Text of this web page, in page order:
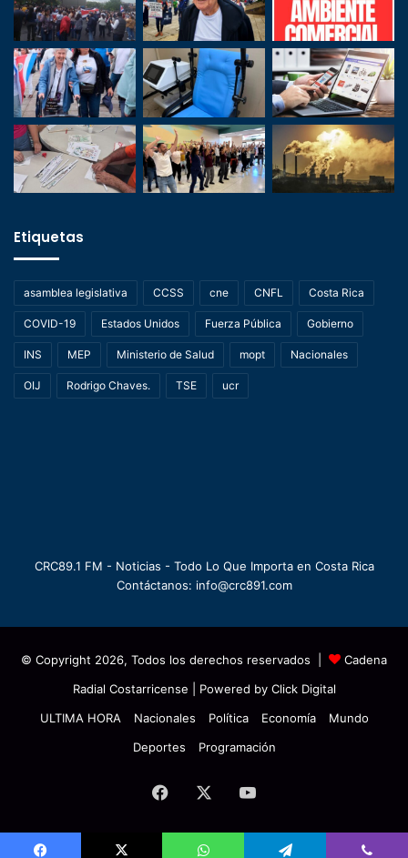
Etiquetas
asamblea legislativa CCSS cne CNFL Costa Rica
COVID-19 Estados Unidos Fuerza Pública Gobierno
INS MEP Ministerio de Salud mopt Nacionales
OIJ Rodrigo Chaves. TSE ucr
CRC89.1 FM - Noticias - Todo Lo Que Importa en Costa Rica
Contáctanos: info@crc891.com
© Copyright 2026, Todos los derechos reservados |
Cadena
Radial Costarricense | Powered by Click Digital
ULTIMA HORA
Nacionales Política Economía
Mundo
Deportes
Programación
Facebook YouTube